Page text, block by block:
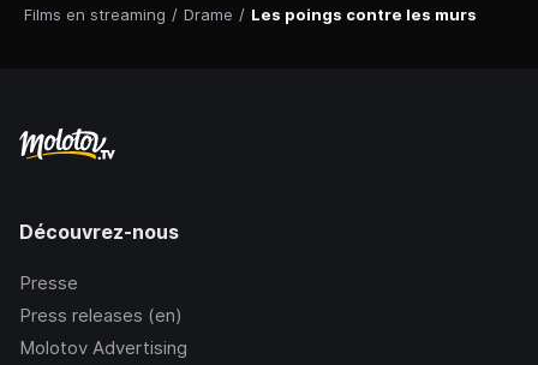
Films en streaming / Drame / Les poings contre les murs
Découvrez-nous
Presse
Press releases (en)
Molotov Advertising